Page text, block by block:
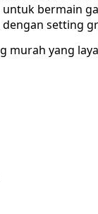
bermain
setting
murah yang